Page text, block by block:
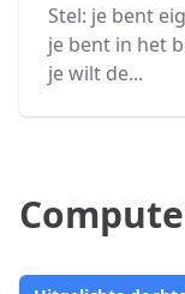
Stel: je bent
je bent in het
je wilt de...